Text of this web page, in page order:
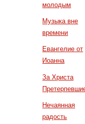
молодым
Музыка вне
времени
Евангелие от
Иоанна
За Христа
Нечаянная
радость